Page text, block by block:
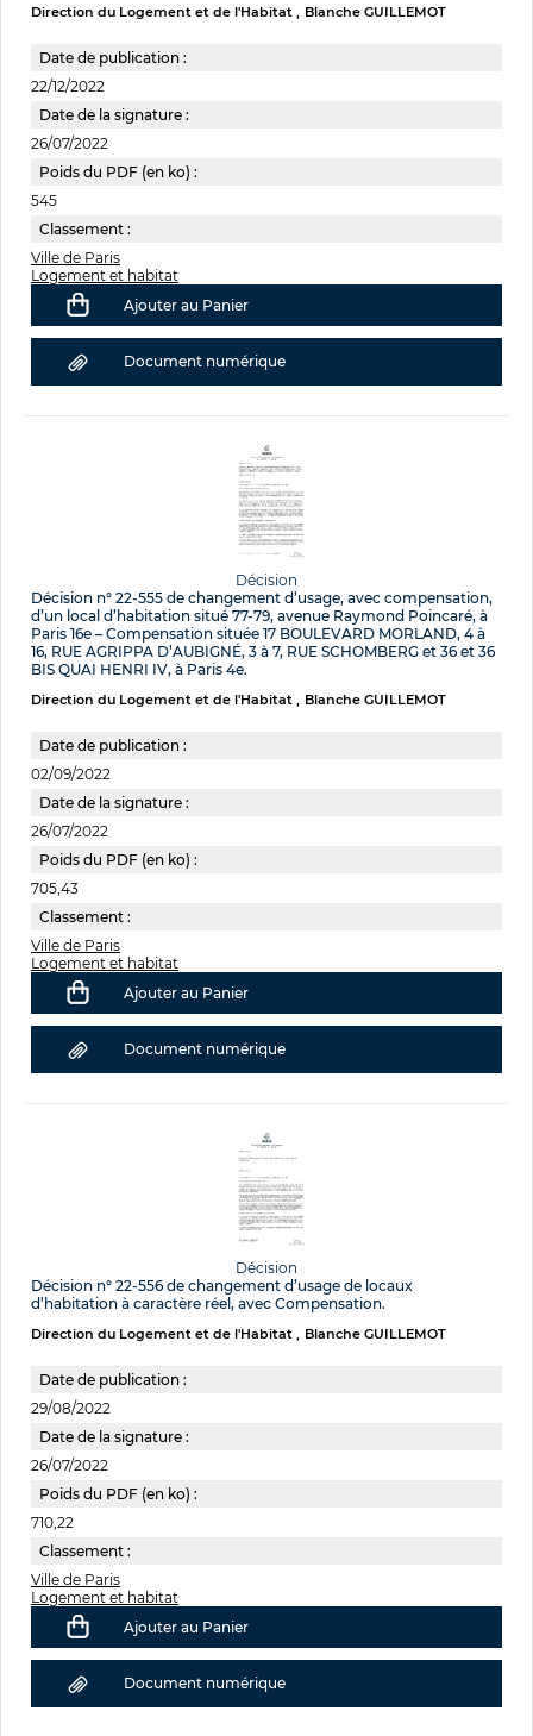
Direction du Logement et de l'Habitat Blanche GUILLEMOT
Date de publication :
22/12/2022
Date de la signature :
26/07/2022
Poids du PDF (en ko) :
545
Classement :
Ville de Paris
Logement et habitat
Ajouter au Panier
Document numérique
Décision
Décision n° 22-555 de changement d’usage, avec compensation,
d’un local d’habitation situé 77-79, avenue Raymond Poincaré, à
Paris 16e – Compensation située 17 BOULEVARD MORLAND, 4 à
16, RUE AGRIPPA D’AUBIGNÉ, 3 à 7, RUE SCHOMBERG et 36 et 36
BIS QUAI HENRI IV, à Paris 4e.
Direction du Logement et de l'Habitat Blanche GUILLEMOT
Date de publication :
02/09/2022
Date de la signature :
26/07/2022
Poids du PDF (en ko) :
705,43
Classement :
Ville de Paris
Logement et habitat
Ajouter au Panier
Document numérique
Décision
Décision n° 22-556 de changement d’usage de locaux
d’habitation à caractère réel, avec Compensation.
Direction du Logement et de l'Habitat Blanche GUILLEMOT
Date de publication :
29/08/2022
Date de la signature :
26/07/2022
Poids du PDF (en ko) :
710,22
Classement :
Ville de Paris
Logement et habitat
Ajouter au Panier
Document numérique